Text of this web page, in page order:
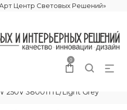
Центр Световых Решений»
0
250V 380011TL/Light Grey